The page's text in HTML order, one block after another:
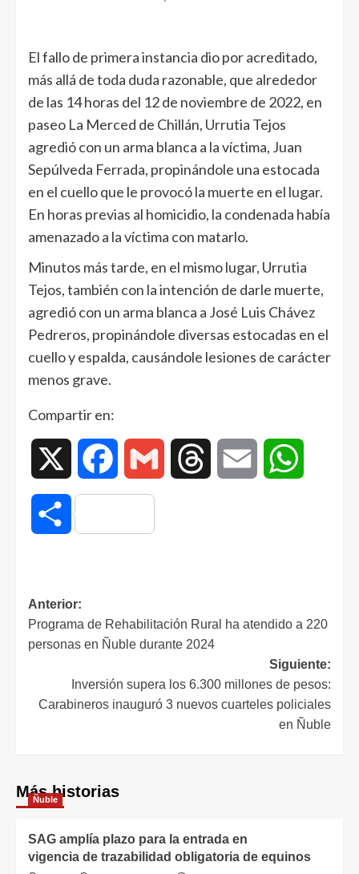
El fallo de primera instancia dio por acreditado,
más allá de toda duda razonable, que alrededor
de las 14 horas del 12 de noviembre de 2022, en
paseo La Merced de Chillán, Urrutia Tejos
agredió con un arma blanca a la víctima, Juan
Sepúlveda Ferrada, propinándole una estocada
en el cuello que le provocó la muerte en el lugar.
En horas previas al homicidio, la condenada había
amenazado a la víctima con matarlo.
Minutos más tarde, en el mismo lugar, Urrutia
Tejos, también con la intención de darle muerte,
agredió con un arma blanca a José Luis Chávez
Pedreros, propinándole diversas estocadas en el
cuello y espalda, causándole lesiones de carácter
menos grave.
Compartir en:
Facebook Gmail Threads Email
Compartir
Anterior:
Programa de Rehabilitación Rural ha atendido a 220
personas en Ñuble durante 2024
Siguiente:
Inversión supera los 6.300 millones de pesos:
Carabineros inauguró 3 nuevos cuarteles policiales
en Ñuble
Más historias
Ñuble
SAG amplía plazo para la entrada en
vigencia de trazabilidad obligatoria de equinos